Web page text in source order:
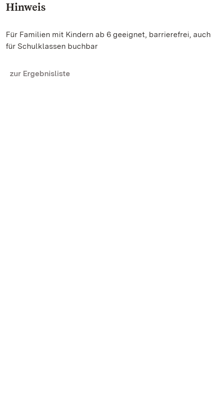
Hinweis
Für Familien mit Kindern ab 6 geeignet, barrierefrei, auch
für Schulklassen buchbar
zur Ergebnisliste